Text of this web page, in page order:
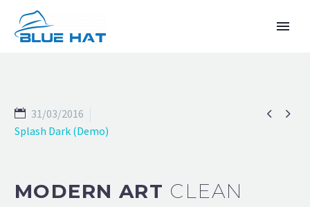
TIẾNG VIỆT
 
31/03/2016
Splash Dark (Demo)
MODERN ART CLEAN